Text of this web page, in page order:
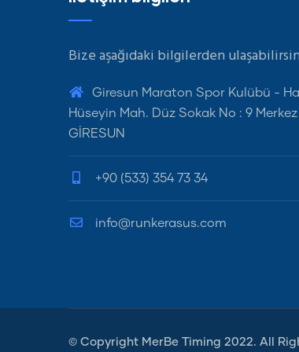
Bize aşağıdaki bilgilerden
Giresun Maraton Spor Kulübü -
Hüseyin Mah. Düz Sokak No : 9
GİRESUN
+90 (533) 354 73 34
info@runkerasus.com
© Copyright MerBe Timing 2022. All